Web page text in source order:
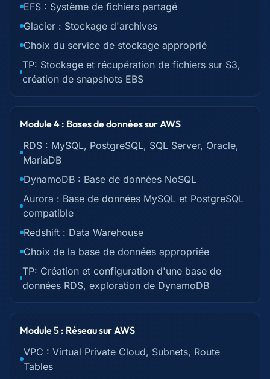
EFS : Système de fichiers partagé
Glacier : Stockage d'archives
Choix du service de stockage approprié
TP: Stockage et récupération de fichiers sur S3,
création de snapshots EBS
Module 4 : Bases de données sur AWS
RDS : MySQL, PostgreSQL, SQL Server, Oracle,
MariaDB
DynamoDB : Base de données NoSQL
Aurora : Base de données MySQL et PostgreSQL
compatible
Redshift : Data Warehouse
Choix de la base de données appropriée
TP: Création et configuration d'une base de
données RDS, exploration de DynamoDB
Module 5 : Réseau sur AWS
VPC : Virtual Private Cloud, Subnets, Route
Tables